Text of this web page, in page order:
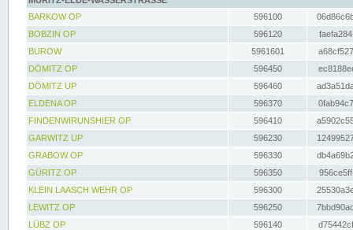
BARKOW OP
596100
BOBZIN OP
596120
BUROW
5961601
DÖMITZ OP
596450
DÖMITZ UP
596460
ELDENA OP
596370
FINDENWIRUNSHIER OP
596410
GARWITZ UP
596230
GRABOW OP
596330
GÜRITZ OP
596350
KLEIN LAASCH WEHR OP
596300
LEWITZ OP
596250
LÜBZ OP
596140